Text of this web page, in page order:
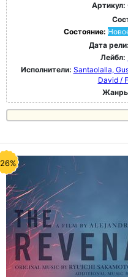
Артикул:
Состояние:
Дата
Лейбл:
Исполнители: Santaolalla,
David /